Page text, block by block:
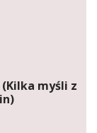
myśli z